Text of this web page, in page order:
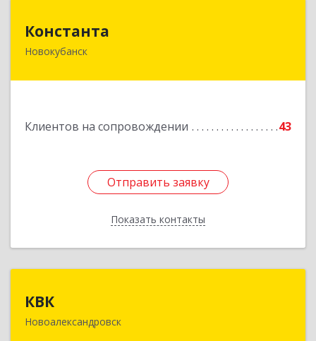
Константа
Новокубанск
Клиентов на сопровождении 43
Отправить заявку
Показать контакты
352240, Краснодарский край, Новокубанск г,
Отправить заявку
Назад
КВК
Новоалександровск